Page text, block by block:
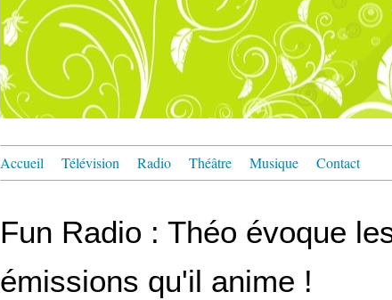
Accueil Télévision Radio Théâtre Musique Contact
Fun Radio : Théo évoque
émissions qu'il anime !